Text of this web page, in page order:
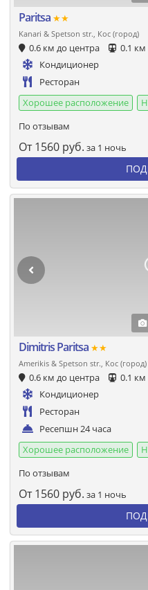
Paritsa ★★
Kanari & Spetson str., Кос (город)
0.6 км до центра 0.1 км
Кондиционер
Ресторан
Хорошее расположение
По отзывам
От 1560 руб. за 1 ночь
Dimitris Paritsa ★★
Amerikis & Spetson str., Кос (город)
0.6 км до центра 0.1 км
Кондиционер
Ресторан
Ресепшн 24 часа
Хорошее расположение
По отзывам
От 1560 руб. за 1 ночь